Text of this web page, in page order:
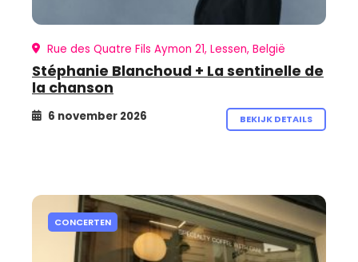
Rue des Quatre Fils Aymon 21, Lessen, België
Stéphanie Blanchoud + La sentinelle de
la chanson
6 november 2026 BEKIJK DETAILS
CONCERTEN